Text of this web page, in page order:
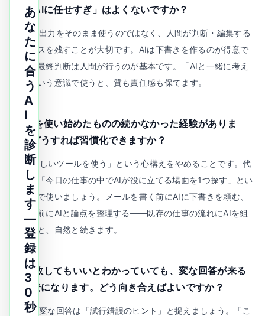
「AIに任せすぎ」はよくないですか？
AIの出力をそのまま使うのではなく、人間が判断・編集する
プロセスを残すことが大切です。AIは下書きを作るのが得意で
すが、最終判断は人間が行うのが基本です。「AIと一緒に考え
る」という意識で使うと、質も責任感も保てます。
AIを使い始めたものの続かなかった経験がありま
す。どうすれば習慣化できますか？
「新しいツールを使う」という心構えをやめることです。代
わりに「今日の仕事の中でAIが役に立てる場面を1つ探す」とい
う意識で使いましょう。メールを書く前にAIに下書きを頼む、
会議の前にAIと論点を整理する——既存の仕事の流れにAIを組
み込むと、自然と続きます。
失敗してもいいとわかっていても、変な回答が来る
と不安になります。どう向き合えばよいですか？
AIの変な回答は「試行錯誤のヒント」と捉えましょう。「こ
あ
な
た
に
合
う
A
I
を
診
断
し
ま
す
—
登
録
は
3
0
秒